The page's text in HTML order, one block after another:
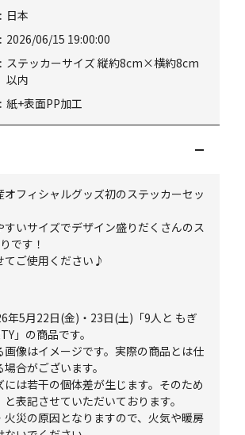
日本
2026/06/15 19:00:00
ステッカーサイズ 縦約8cm×横約8cm
以内
紙+表面PP加工
オフィシャルグッズ初のステッカーセッ
すいサイズでデザイン盛りだくさんのス
です！
てご使用ください♪
年5月22日(金)・23日(土)「9人と もぎ
」の商品です。
像はイメージです。実際の商品とは仕
合がございます。
は若干の個体差が生じます。そのため
表記させていただいております。
災の原因となりますので、火気や暖房